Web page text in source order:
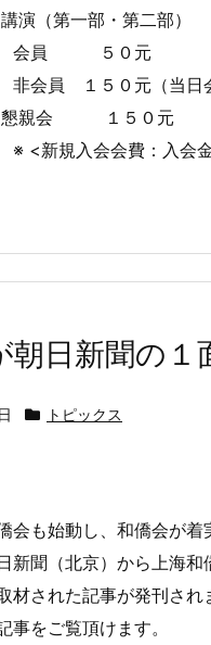
（第一部・第二部）
５０元
０元（当日会員登
１５０元
会費：入会金１０
朝日新聞の１
トピックス
会も始動し、和僑会が着
新聞（北京）から上海
材された記事が発刊され
事をご覧頂けます。